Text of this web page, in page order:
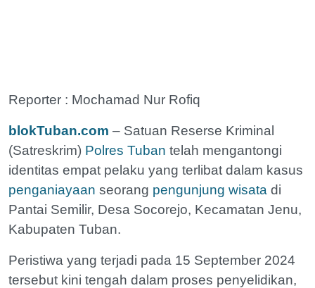
Reporter : Mochamad Nur Rofiq
blokTuban.com – Satuan Reserse Kriminal
(Satreskrim) Polres Tuban telah mengantongi
identitas empat pelaku yang terlibat dalam kasus
penganiayaan seorang pengunjung wisata di
Pantai Semilir, Desa Socorejo, Kecamatan Jenu,
Kabupaten Tuban.
Peristiwa yang terjadi pada 15 September 2024
tersebut kini tengah dalam proses penyelidikan,